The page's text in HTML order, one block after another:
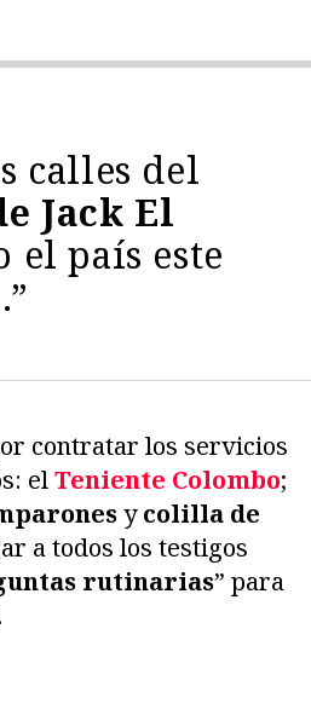
calles del
Jack El
el país este
contratar los servicios
elTeniente Colombo;
ycolilla de
a todos los testigos
rutinarias” para